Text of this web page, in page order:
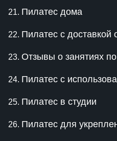
Пилатес дома
Пилатес с доставкой
Отзывы о занятиях
Пилатес с
Пилатес в студии
Пилатес для